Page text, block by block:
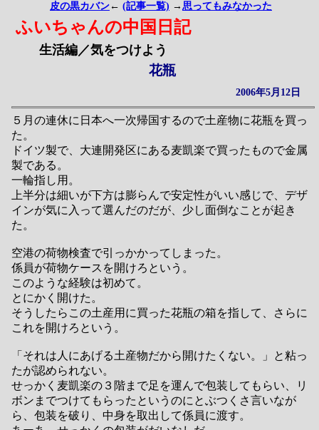
皮の黒カバン ← (記事一覧) → 思ってもみなかった
ふいちゃんの中国日記
生活編／気をつけよう
花瓶
2006年5月12日
５月の連休に日本へ一次帰国するので土産物に花瓶を買っ
た。
ドイツ製で、大連開発区にある麦凱楽で買ったもので金属
製である。
一輪指し用。
上半分は細いが下方は膨らんで安定性がいい感じで、デザ
インが気に入って選んだのだが、少し面倒なことが起き
た。
空港の荷物検査で引っかかってしまった。
係員が荷物ケースを開けろという。
このような経験は初めて。
とにかく開けた。
そうしたらこの土産用に買った花瓶の箱を指して、さらに
これを開けろという。
「それは人にあげる土産物だから開けたくない。」と粘っ
たが認められない。
せっかく麦凱楽の３階まで足を運んで包装してもらい、リ
ボンまでつけてもらったというのにとぶつくさ言いなが
ら、包装を破り、中身を取出して係員に渡す。